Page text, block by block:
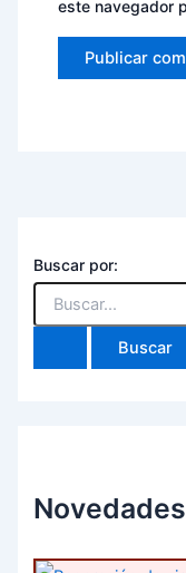
este navegador
Buscar por: